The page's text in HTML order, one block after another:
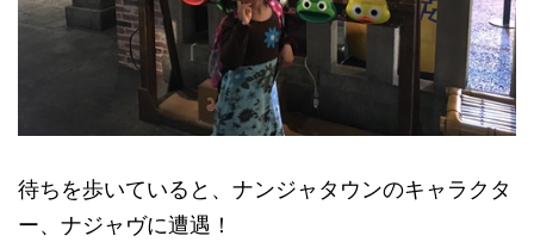
待ちを歩いていると、ナンジャタウンのキャラクタ
ー、ナジャヴに遭遇！